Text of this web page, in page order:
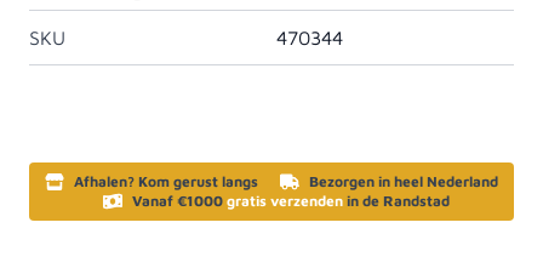
SKU 470344
Afhalen? Kom gerust langs
Bezorgen in heel Nederland
Vanaf €1000 gratis verzenden in de Randstad